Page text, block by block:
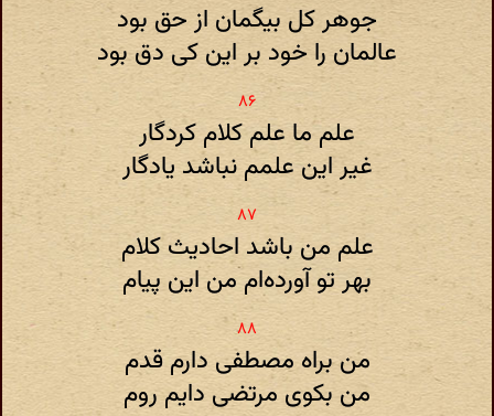
جوهر کل بیگمان از حق بود
عالمان را خود بر این کی دق بود
علم ما علم کلام کردگار
غیر این علمم نباشد یادگار
علم من باشد احادیث کلام
بهر تو آورده‌ام من این پیام
من براه مصطفی دارم قدم
من بکوی مرتضی دایم روم